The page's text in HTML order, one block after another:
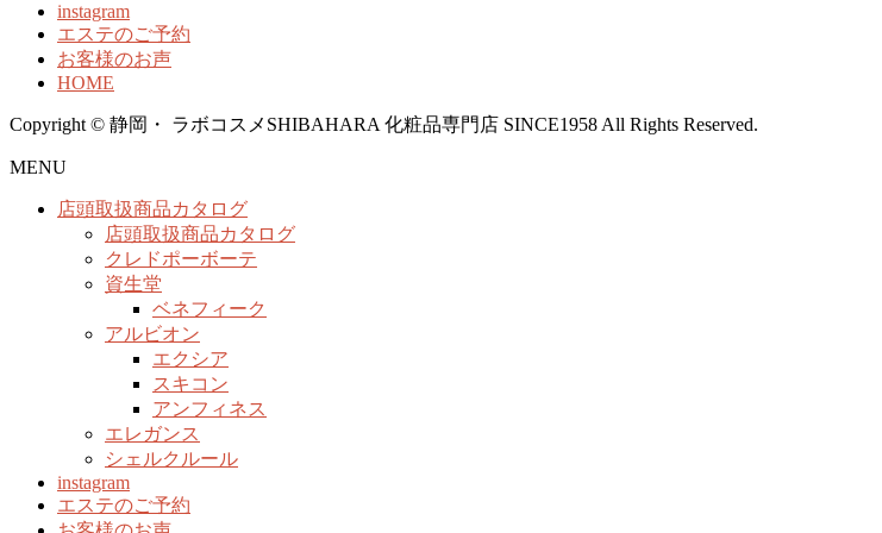
instagram
エステのご予約
お客様のお声
HOME
Copyright © 静岡・ ラボコスメSHIBAHARA 化粧品専門店 SINCE1958 All Rights Reserved.
MENU
店頭取扱商品カタログ
店頭取扱商品カタログ
クレドポーボーテ
資生堂
ベネフィーク
アルビオン
エクシア
スキコン
アンフィネス
エレガンス
シェルクルール
instagram
エステのご予約